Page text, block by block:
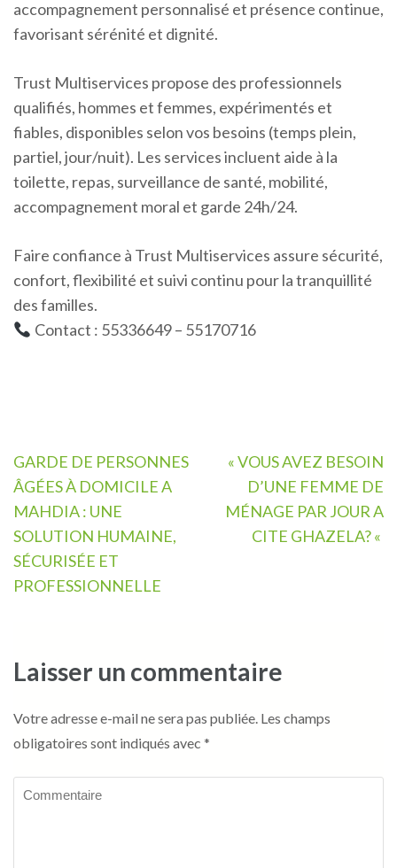
accompagnement personnalisé et présence continue,
favorisant sérénité et dignité.
Trust Multiservices propose des professionnels
qualifiés, hommes et femmes, expérimentés et
fiables, disponibles selon vos besoins (temps plein,
partiel, jour/nuit). Les services incluent aide à la
toilette, repas, surveillance de santé, mobilité,
accompagnement moral et garde 24h/24.
Faire confiance à Trust Multiservices assure sécurité,
confort, flexibilité et suivi continu pour la tranquillité
des familles.
Contact : 55336649 – 55170716
Navigation
de
l’article
GARDE DE PERSONNES
ÂGÉES À DOMICILE A
MAHDIA : UNE
SOLUTION HUMAINE,
SÉCURISÉE ET
PROFESSIONNELLE
« VOUS AVEZ BESOIN
D’UNE FEMME DE
MÉNAGE PAR JOUR A
CITE GHAZELA? «
Laisser un commentaire
Votre adresse e-mail ne sera pas publiée. Les champs
obligatoires sont indiqués avec *
Commentaire